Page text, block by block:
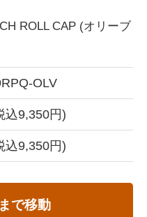
ROLL CAP (オリーブ
OLV
込9,350円)
込9,350円)
で移動